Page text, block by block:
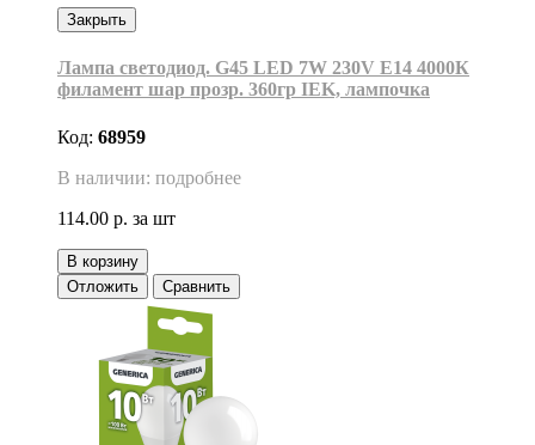
Закрыть
Лампа светодиод. G45 LED 7W 230V E14 4000К
филамент шар прозр. 360гр IEK, лампочка
Код: 68959
В наличии: подробнее
114.00 р. за шт
В корзину
Отложить
Сравнить